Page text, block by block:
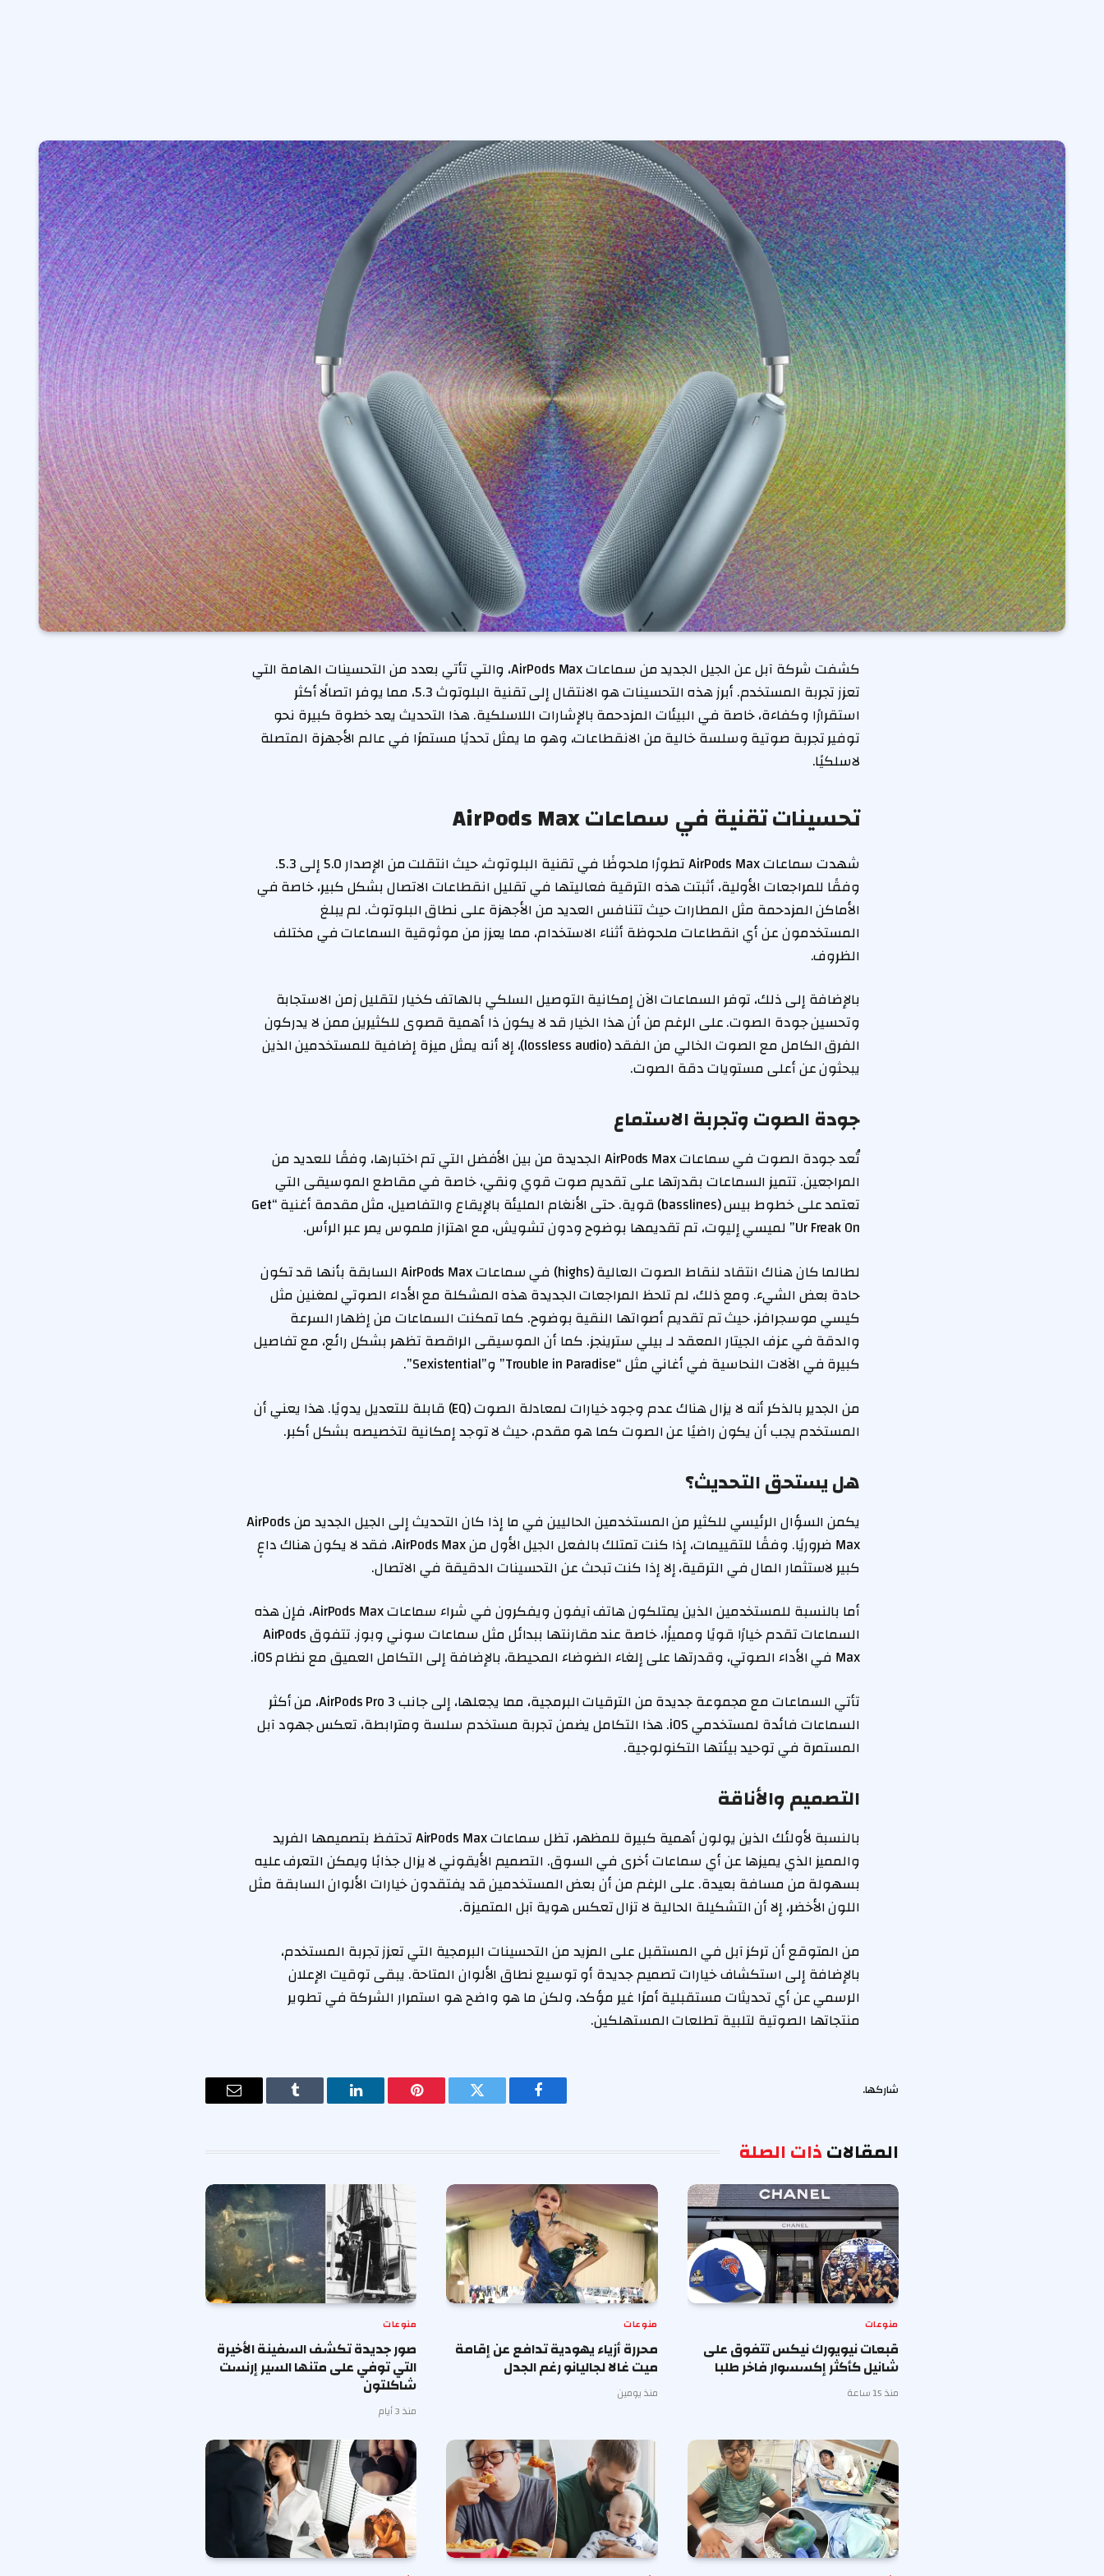
كشفت شركة آبل عن الجيل الجديد من سماعات AirPods Max، والتي تأتي بعدد من التحسينات الهامة التي
تعزز تجربة المستخدم. أبرز هذه التحسينات هو الانتقال إلى تقنية البلوتوث 5.3، مما يوفر اتصالًا أكثر
استقرارًا وكفاءة، خاصة في البيئات المزدحمة بالإشارات اللاسلكية. هذا التحديث يعد خطوة كبيرة نحو
توفير تجربة صوتية وسلسة خالية من الانقطاعات، وهو ما يمثل تحديًا مستمرًا في عالم الأجهزة المتصلة
لاسلكيًا.
تحسينات تقنية في سماعات AirPods Max
شهدت سماعات AirPods Max تطورًا ملحوظًا في تقنية البلوتوث، حيث انتقلت من الإصدار 5.0 إلى 5.3.
وفقًا للمراجعات الأولية، أثبتت هذه الترقية فعاليتها في تقليل انقطاعات الاتصال بشكل كبير، خاصة في
الأماكن المزدحمة مثل المطارات حيث تتنافس العديد من الأجهزة على نطاق البلوتوث. لم يبلغ
المستخدمون عن أي انقطاعات ملحوظة أثناء الاستخدام، مما يعزز من موثوقية السماعات في مختلف
الظروف.
بالإضافة إلى ذلك، توفر السماعات الآن إمكانية التوصيل السلكي بالهاتف كخيار لتقليل زمن الاستجابة
وتحسين جودة الصوت. على الرغم من أن هذا الخيار قد لا يكون ذا أهمية قصوى للكثيرين ممن لا يدركون
الفرق الكامل مع الصوت الخالي من الفقد (lossless audio)، إلا أنه يمثل ميزة إضافية للمستخدمين الذين
يبحثون عن أعلى مستويات دقة الصوت.
جودة الصوت وتجربة الاستماع
تُعد جودة الصوت في سماعات AirPods Max الجديدة من بين الأفضل التي تم اختبارها، وفقًا للعديد من
المراجعين. تتميز السماعات بقدرتها على تقديم صوت قوي ونقي، خاصة في مقاطع الموسيقى التي
تعتمد على خطوط بيس (basslines) قوية. حتى الأنغام المليئة بالإيقاع والتفاصيل، مثل مقدمة أغنية “Get
Ur Freak On” لميسي إليوت، تم تقديمها بوضوح ودون تشويش، مع اهتزاز ملموس يمر عبر الرأس.
لطالما كان هناك انتقاد لنقاط الصوت العالية (highs) في سماعات AirPods Max السابقة بأنها قد تكون
حادة بعض الشيء. ومع ذلك، لم تلحظ المراجعات الجديدة هذه المشكلة مع الأداء الصوتي لمغنين مثل
كيسي موسجرافز، حيث تم تقديم أصواتها النقية بوضوح. كما تمكنت السماعات من إظهار السرعة
والدقة في عزف الجيتار المعقد لـ بيلي سترينجز. كما أن الموسيقى الراقصة تظهر بشكل رائع، مع تفاصيل
كبيرة في الآلات النحاسية في أغاني مثل “Trouble in Paradise” و”Sexistential”.
من الجدير بالذكر أنه لا يزال هناك عدم وجود خيارات لمعادلة الصوت (EQ) قابلة للتعديل يدويًا. هذا يعني أن
المستخدم يجب أن يكون راضيًا عن الصوت كما هو مقدم، حيث لا توجد إمكانية لتخصيصه بشكل أكبر.
هل يستحق التحديث؟
يكمن السؤال الرئيسي للكثير من المستخدمين الحاليين في ما إذا كان التحديث إلى الجيل الجديد من AirPods
Max ضروريًا. وفقًا للتقييمات، إذا كنت تمتلك بالفعل الجيل الأول من AirPods Max، فقد لا يكون هناك داعٍ
كبير لاستثمار المال في الترقية، إلا إذا كنت تبحث عن التحسينات الدقيقة في الاتصال.
أما بالنسبة للمستخدمين الذين يمتلكون هاتف آيفون ويفكرون في شراء سماعات AirPods Max، فإن هذه
السماعات تقدم خيارًا قويًا ومميزًا، خاصة عند مقارنتها ببدائل مثل سماعات سوني وبوز. تتفوق AirPods
Max في الأداء الصوتي، وقدرتها على إلغاء الضوضاء المحيطة، بالإضافة إلى التكامل العميق مع نظام iOS.
تأتي السماعات مع مجموعة جديدة من الترقيات البرمجية، مما يجعلها، إلى جانب AirPods Pro 3، من أكثر
السماعات فائدة لمستخدمي iOS. هذا التكامل يضمن تجربة مستخدم سلسة ومترابطة، تعكس جهود آبل
المستمرة في توحيد بيئتها التكنولوجية.
التصميم والأناقة
بالنسبة لأولئك الذين يولون أهمية كبيرة للمظهر، تظل سماعات AirPods Max تحتفظ بتصميمها الفريد
والمميز الذي يميزها عن أي سماعات أخرى في السوق. التصميم الأيقوني لا يزال جذابًا ويمكن التعرف عليه
بسهولة من مسافة بعيدة. على الرغم من أن بعض المستخدمين قد يفتقدون خيارات الألوان السابقة مثل
اللون الأخضر، إلا أن التشكيلة الحالية لا تزال تعكس هوية آبل المتميزة.
من المتوقع أن تركز آبل في المستقبل على المزيد من التحسينات البرمجية التي تعزز تجربة المستخدم،
بالإضافة إلى استكشاف خيارات تصميم جديدة أو توسيع نطاق الألوان المتاحة. يبقى توقيت الإعلان
الرسمي عن أي تحديثات مستقبلية أمرًا غير مؤكد، ولكن ما هو واضح هو استمرار الشركة في تطوير
منتجاتها الصوتية لتلبية تطلعات المستهلكين.
شاركها.
فيسبوك تويتر بينتيريستلينكدإن Tumblr
البريد
المقالاتذات الصلة
منوعات
قبعات نيويورك نيكس تتفوق على
شانيل كأكثر إكسسوار فاخر طلبا
منذ 15 ساعة
منوعات
محررة أزياء يهودية تدافع عن إقامة
ميت غالا لجاليانو رغم الجدل
منذ يومين
منوعات
صور جديدة تكشف السفينة الأخيرة
التي توفي على متنها السير إرنست
شاكلتون
منذ 3 أيام